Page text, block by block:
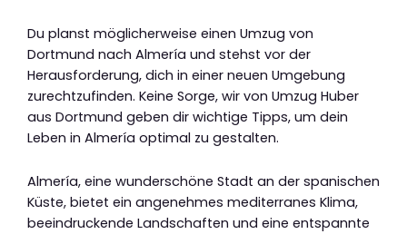
Du planst möglicherweise einen Umzug von
Dortmund nach Almería und stehst vor der
Herausforderung, dich in einer neuen Umgebung
zurechtzufinden. Keine Sorge, wir von Umzug Huber
aus Dortmund geben dir wichtige Tipps, um dein
Leben in Almería optimal zu gestalten.
Almería, eine wunderschöne Stadt an der spanischen
Küste, bietet ein angenehmes mediterranes Klima,
beeindruckende Landschaften und eine entspannte